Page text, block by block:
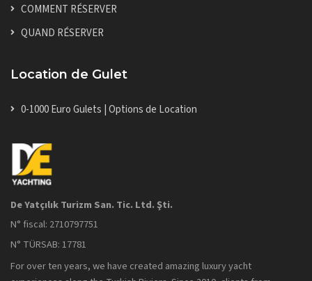
COMMENT RÉSERVER
QUAND RÉSERVER
Location de Gulet
0-1000 Euro Gulets | Options de Location
De Yatçılık Turizm San. Tic. Ltd. Şti.
N° fiscal: 2710797751
N° TÜRSAB: 17781
For over ten years, we have created amazing luxury yacht